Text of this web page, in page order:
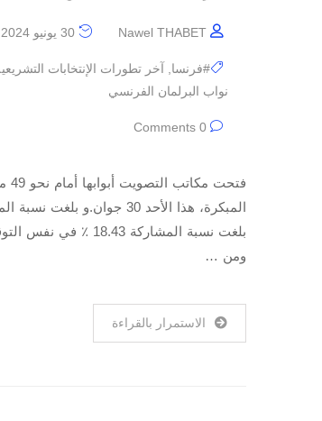
Nawel THABET
#فرنسا آخر تطورات الإنتخابات
نواب البرلمان الفرنسي
ومن …
الاستمرار بالقراءة